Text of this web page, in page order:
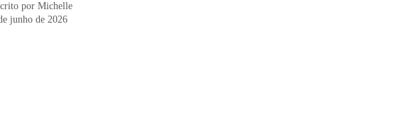
por Michelle
junho de 2026